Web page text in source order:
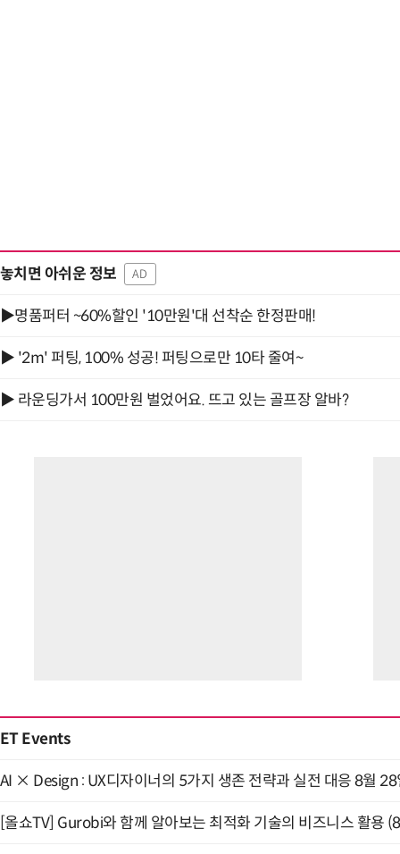
놓치면 아쉬운 정보 AD
▶명품퍼터 ~60%할인 '10만원'대 선착순 한정판매!
▶ '2m' 퍼팅, 100% 성공! 퍼팅으로만 10타 줄여~
▶ 라운딩가서 100만원 벌었어요. 뜨고 있는 골프장 알바?
ET Events
AI × Design : UX디자이너의 5가지 생존 전략과 실전 대응 8월
[올쇼TV] Gurobi와 함께 알아보는 최적화 기술의 비즈니스 활용